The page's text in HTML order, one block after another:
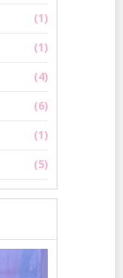
(1)
(1)
(4)
(6)
(1)
(5)